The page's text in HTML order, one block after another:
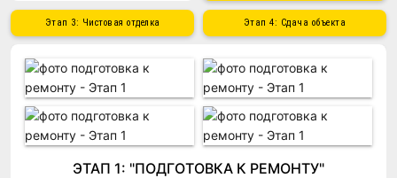
Этап 3: Чистовая отделка Этап 4: Сдача объекта
ЭТАП 1: "ПОДГОТОВКА К РЕМОНТУ"